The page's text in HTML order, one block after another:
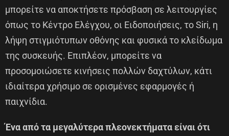
μπορείτε να αποκτήσετε πρόσβαση σε λειτουργίες
όπως το Κέντρο Ελέγχου, οι Ειδοποιήσεις, το Siri, η
λήψη στιγμιότυπων οθόνης και φυσικά το κλείδωμα
της συσκευής. Επιπλέον, μπορείτε να
προσομοιώσετε κινήσεις πολλών δαχτύλων, κάτι
ιδιαίτερα χρήσιμο σε ορισμένες εφαρμογές ή
παιχνίδια.
Ένα από τα μεγαλύτερα πλεονεκτήματα είναι ότι